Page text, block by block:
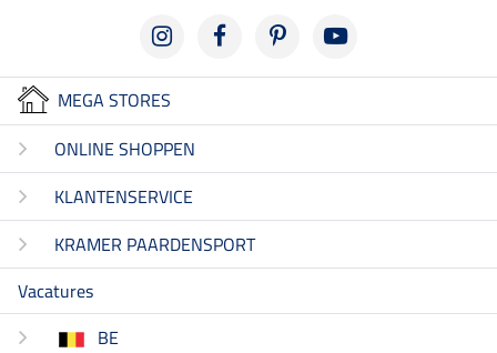
MEGA STORES
ONLINE SHOPPEN
KLANTENSERVICE
KRAMER PAARDENSPORT
Vacatures
BE